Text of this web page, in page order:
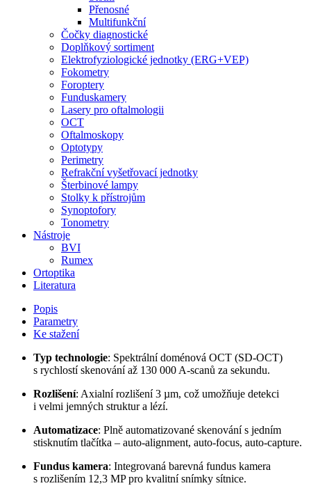
Přenosné
Multifunkční
Čočky diagnostické
Doplňkový sortiment
Elektrofyziologické jednotky (ERG+VEP)
Fokometry
Foroptery
Funduskamery
Lasery pro oftalmologii
OCT
Oftalmoskopy
Optotypy
Perimetry
Refrakční vyšetřovací jednotky
Šterbinové lampy
Stolky k přístrojům
Synoptofory
Tonometry
Nástroje
BVI
Rumex
Ortoptika
Literatura
Popis
Parametry
Ke stažení
Typ technologie: Spektrální doménová OCT (SD-OCT)
s rychlostí skenování až 130 000 A-scanů za sekundu.
Rozlišení: Axialní rozlišení 3 µm, což umožňuje detekci
i velmi jemných struktur a lézí.
Automatizace: Plně automatizované skenování s jedním
stisknutím tlačítka – auto-alignment, auto-focus, auto-capture.
Fundus kamera: Integrovaná barevná fundus kamera
s rozlišením 12,3 MP pro kvalitní snímky sítnice.